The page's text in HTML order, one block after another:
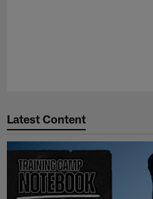
Latest Content